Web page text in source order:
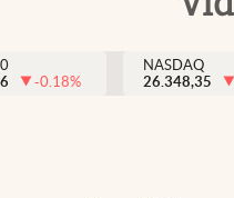
-0.18%
NASDAQ
26.348,35